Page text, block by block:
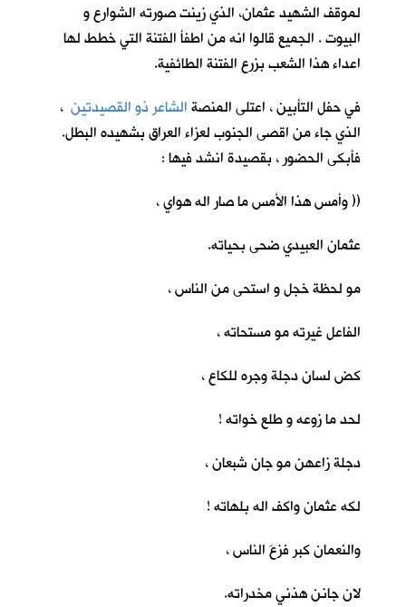
لموقف الشهيد عثمان، الذي زينت صورته الشوارع و
البيوت . الجميع قالوا انه من اطفأ الفتنة التي خطط لها
اعداء هذا الشعب بزرع الفتنة الطائفية.
في حفل التأبين ، اعتلى المنصةالشاعر ذو القصيدتين ،
الذي جاء من اقصى الجنوب لعزاء العراق بشهيده البطل.
فأبكى الحضور ، بقصيدة انشد فيها :
(( وأمس هذا الأمس ما صار اله هواي ،
عثمان العبيدي ضحى بحياته.
مو لحظة خجل و استحى من الناس ،
الفاعل غيرته مو مستحاته ،
كض لسان دجلة وجره للكاع ،
لحد ما زوعه و طلع خواته !
دجلة زاعهن مو جان شبعان ،
لكه عثمان واكف اله بلهاته !
والنعمان كبر فزعَ الناس ،
لان جانن هذني مخدراته.